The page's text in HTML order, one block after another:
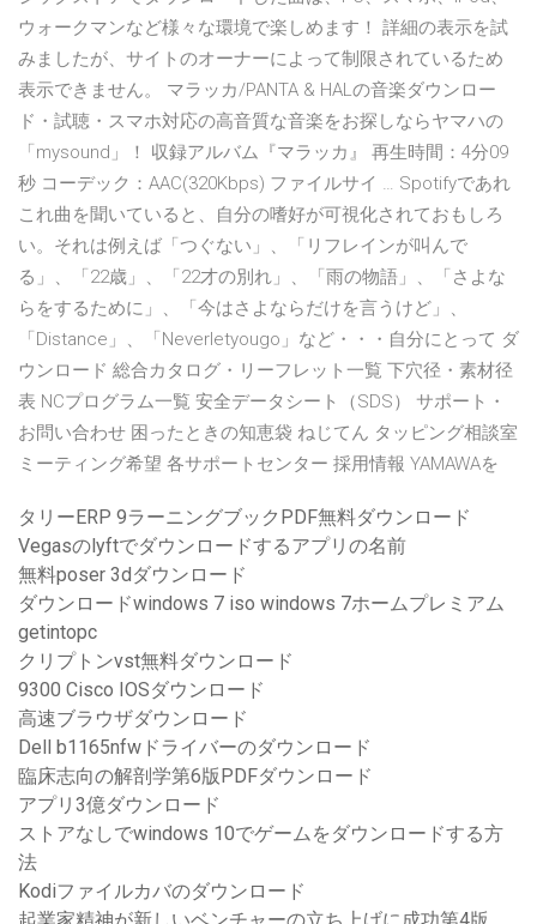
ウォークマンなど様々な環境で楽しめます！ 詳細の表示を試
みましたが、サイトのオーナーによって制限されているため
表示できません。 マラッカ/PANTA & HALの音楽ダウンロー
ド・試聴・スマホ対応の高音質な音楽をお探しならヤマハの
「mysound」！ 収録アルバム『マラッカ』 再生時間：4分09
秒 コーデック：AAC(320Kbps) ファイルサイ … Spotifyであれ
これ曲を聞いていると、自分の嗜好が可視化されておもしろ
い。それは例えば「つぐない」、「リフレインが叫んで
る」、「22歳」、「22才の別れ」、「雨の物語」、「さよな
らをするために」、「今はさよならだけを言うけど」、
「Distance」、「Neverletyougo」など・・・自分にとって ダ
ウンロード 総合カタログ・リーフレット一覧 下穴径・素材径
表 NCプログラム一覧 安全データシート（SDS） サポート・
お問い合わせ 困ったときの知恵袋 ねじてん タッピング相談室
ミーティング希望 各サポートセンター 採用情報 YAMAWAを
タリーERP 9ラーニングブックPDF無料ダウンロード
Vegasのlyftでダウンロードするアプリの名前
無料poser 3dダウンロード
ダウンロードwindows 7 iso windows 7ホームプレミアム
getintopc
クリプトンvst無料ダウンロード
9300 Cisco IOSダウンロード
高速ブラウザダウンロード
Dell b1165nfwドライバーのダウンロード
臨床志向の解剖学第6版PDFダウンロード
アプリ3億ダウンロード
ストアなしでwindows 10でゲームをダウンロードする方
法
Kodiファイルカバのダウンロード